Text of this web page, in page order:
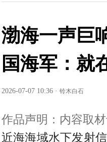
渤海一声巨
国海军：就
2026-07-07 10:36 · 铃木白石
作品声明：内容取
近海海域水下发射